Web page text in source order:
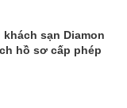
sạn Diamon
hồ sơ cấp phép